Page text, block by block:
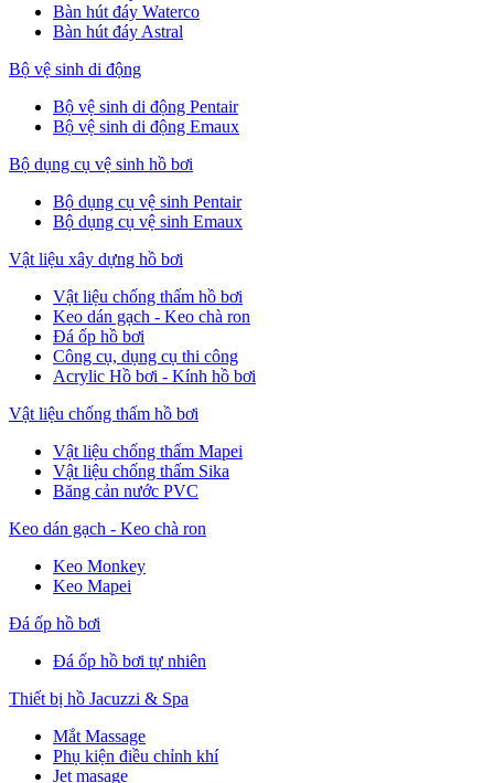
Bàn hút đáy Waterco
Bàn hút đáy Astral
Bộ vệ sinh di động
Bộ vệ sinh di động Pentair
Bộ vệ sinh di động Emaux
Bộ dụng cụ vệ sinh hồ bơi
Bộ dụng cụ vệ sinh Pentair
Bộ dụng cụ vệ sinh Emaux
Vật liệu xây dựng hồ bơi
Vật liệu chống thấm hồ bơi
Keo dán gạch - Keo chà ron
Đá ốp hồ bơi
Công cụ, dụng cụ thi công
Acrylic Hồ bơi - Kính hồ bơi
Vật liệu chống thấm hồ bơi
Vật liệu chống thấm Mapei
Vật liệu chống thấm Sika
Băng cản nước PVC
Keo dán gạch - Keo chà ron
Keo Monkey
Keo Mapei
Đá ốp hồ bơi
Đá ốp hồ bơi tự nhiên
Thiết bị hồ Jacuzzi & Spa
Mắt Massage
Phụ kiện điều chỉnh khí
Jet masage